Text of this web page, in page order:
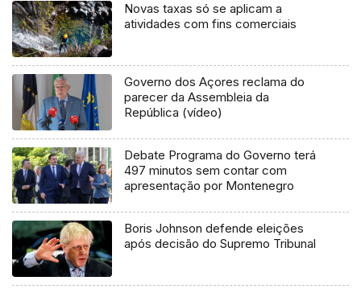
Novas taxas só se aplicam a
atividades com fins comerciais
Governo dos Açores reclama do
parecer da Assembleia da
República (vídeo)
Debate Programa do Governo terá
497 minutos sem contar com
apresentação por Montenegro
Boris Johnson defende eleições
após decisão do Supremo Tribunal